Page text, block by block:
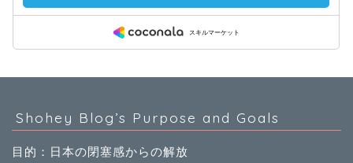
Shohey Blog’s Purpose and Goals
目的：日本の閉塞感からの解放